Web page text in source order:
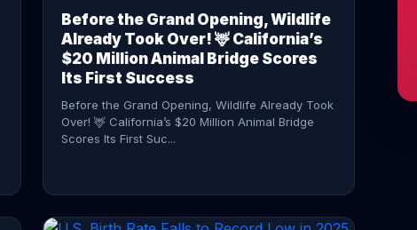
Before the Grand Opening, Wildlife
Already Took Over! 🦌 California’s
$20 Million Animal Bridge Scores
Its First Success
Before the Grand Opening, Wildlife Already Took
Over! 🦌 California’s $20 Million Animal Bridge
Scores Its First Suc...